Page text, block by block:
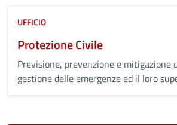
UFFICIO
Protezione Civile
Previsione, prevenzione e mitigazione
gestione delle emergenze ed il loro